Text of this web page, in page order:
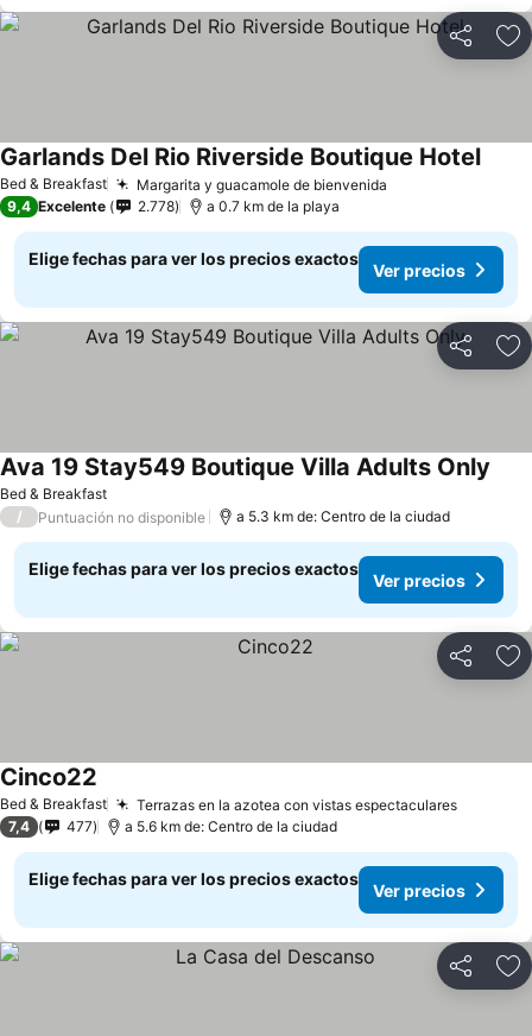
Compartir
Bed & Breakfast Margarita y guacamole de bienvenida
Garlands Del Rio Riverside Boutique HotelVer
9,4 Excelente 2.778 a 0.7 km de la playa
Elige fechas para ver los precios exactos
Ver precios
Compartir
Bed & Breakfast
Ava 19 Stay549 Boutique Villa Adults Only
/ Puntuación no disponible a 5.3 km de: Centro de la ciudad
Elige fechas para ver los precios exactos
Ver precios
Compartir
Bed & Breakfast Terrazas en la azotea con vistas espectacularesVer
Cinco22
7,4 477 a 5.6 km de: Centro de la ciudad
Elige fechas para ver los precios exactos
Ver precios
Compartir